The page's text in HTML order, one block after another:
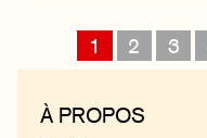
1 2 3
À PROPOS